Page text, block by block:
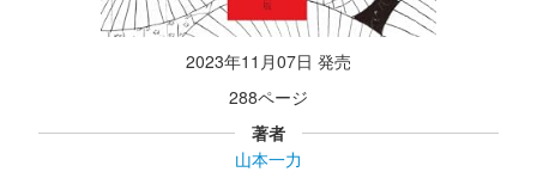
2023年11月07日 発売
288ページ
著者
山本一力